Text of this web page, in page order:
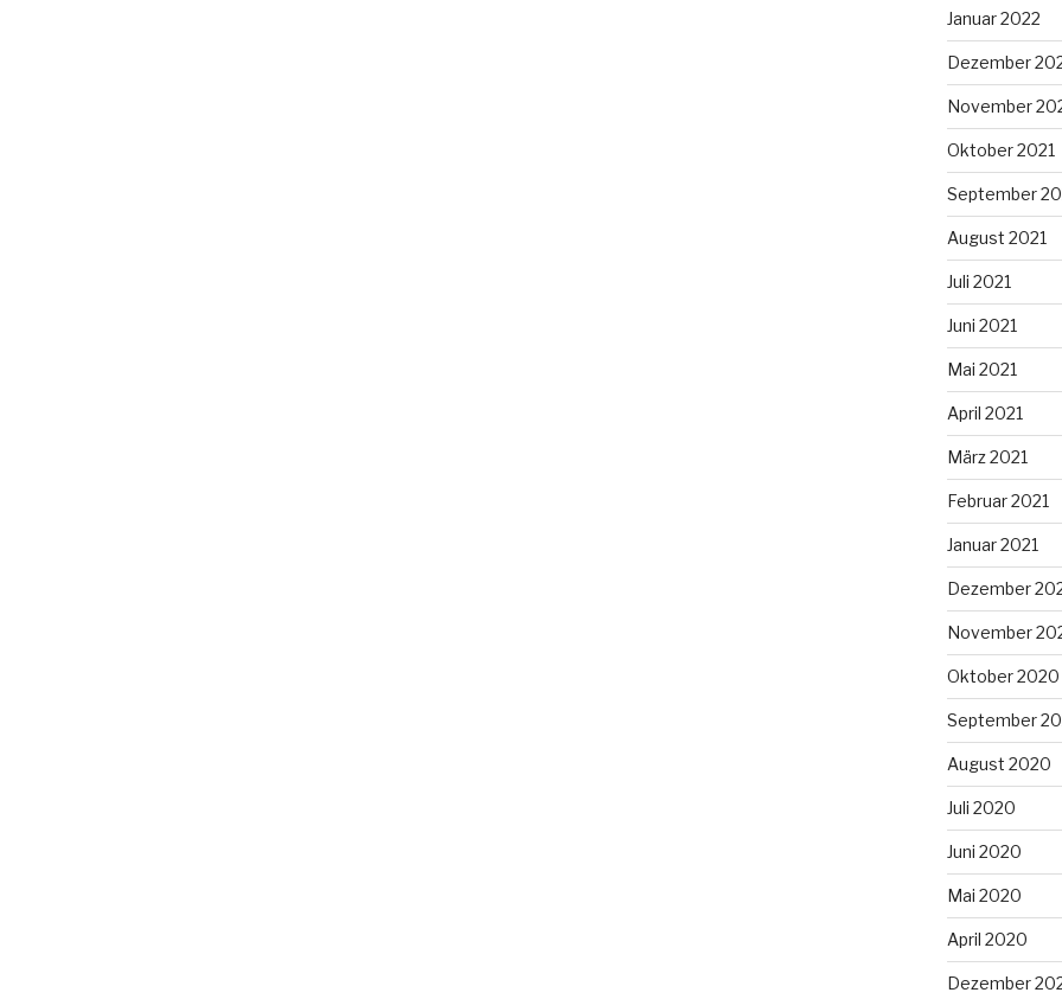
Januar 2022
Dezember
November
Oktober 2021
September
August 2021
Juli 2021
Juni 2021
Mai 2021
April 2021
März 2021
Februar 2021
Januar 2021
Dezember
November
Oktober 2020
September
August 2020
Juli 2020
Juni 2020
Mai 2020
April 2020
Dezember